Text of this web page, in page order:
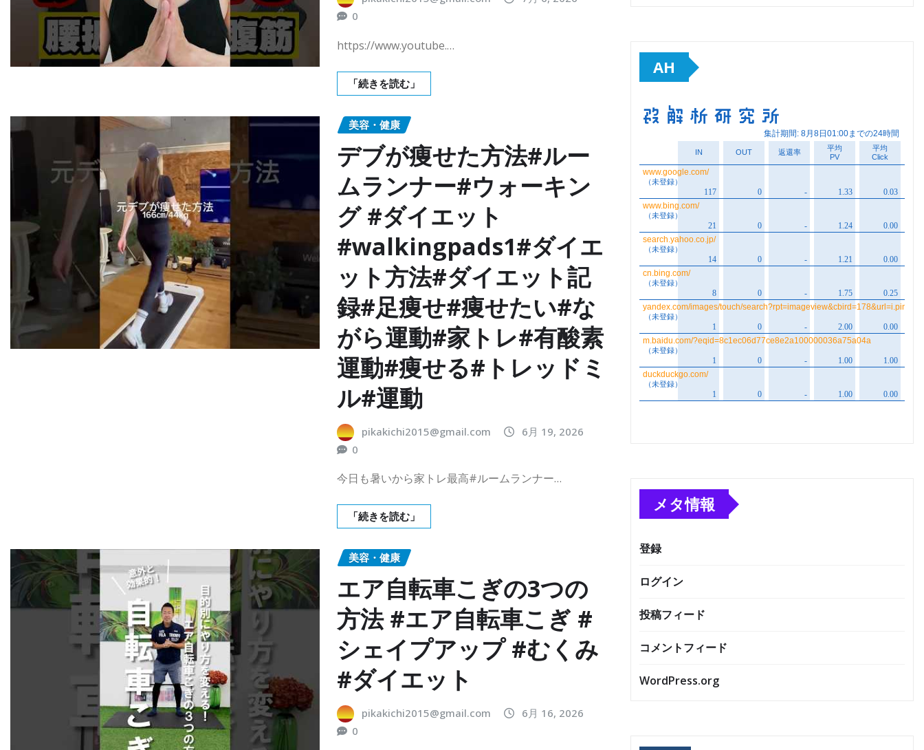
0
https://www.youtube.…
「続きを読む」
美容・健康
デブが痩せた方法#ルー
ムランナー#ウォーキン
グ #ダイエット
#walkingpads1#ダイエ
ット方法#ダイエット記
録#足痩せ#痩せたい#な
がら運動#家トレ#有酸素
運動#痩せる#トレッドミ
ル#運動
pikakichi2015@gmail.com
6月 19, 2026
0
今日も暑いから家トレ最高#ルームランナー…
「続きを読む」
美容・健康
エア自転車こぎの3つの
方法 #エア自転車こぎ #
シェイプアップ #むくみ
#ダイエット
pikakichi2015@gmail.com
6月 16, 2026
0
AH
メタ情報
登録
ログイン
投稿フィード
コメントフィード
WordPress.org